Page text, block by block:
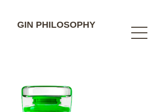
GIN PHILOSOPHY